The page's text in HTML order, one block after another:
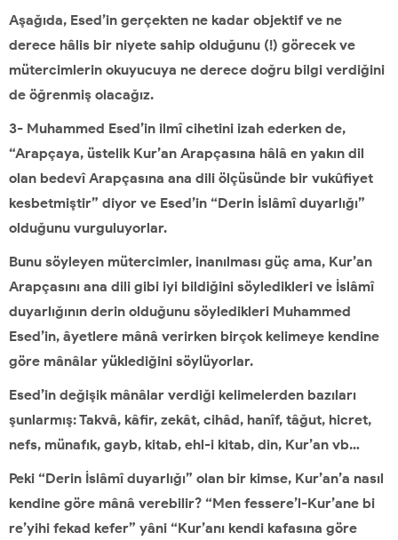
Aşağıda, Esed’in gerçekten ne kadar objektif ve ne
derece hâlis bir niyete sahip olduğunu (!) görecek ve
mütercimlerin okuyucuya ne derece doğru bilgi verdiğini
de öğrenmiş olacağız.
3- Muhammed Esed’in ilmî cihetini izah ederken de,
“Arapçaya, üstelik Kur’an Arapçasına hâlâ en yakın dil
olan bedevî Arapçasına ana dili ölçüsünde bir vukûfiyet
kesbetmiştir” diyor ve Esed’in “Derin İslâmî duyarlığı”
olduğunu vurguluyorlar.
Bunu söyleyen mütercimler, inanılması güç ama, Kur’an
Arapçasını ana dili gibi iyi bildiğini söyledikleri ve İslâmî
duyarlığının derin olduğunu söyledikleri Muhammed
Esed’in, âyetlere mânâ verirken birçok kelimeye kendine
göre mânâlar yüklediğini söylüyorlar.
Esed’in değişik mânâlar verdiği kelimelerden bazıları
şunlarmış: Takvâ, kâfir, zekât, cihâd, hanîf, tâğut, hicret,
nefs, münafık, gayb, kitab, ehl-i kitab, din, Kur’an vb…
Peki “Derin İslâmî duyarlığı” olan bir kimse, Kur’an’a nasıl
kendine göre mânâ verebilir? “Men fessere’l-Kur’ane bi
re’yihi fekad kefer” yâni “Kur’anı kendi kafasına göre